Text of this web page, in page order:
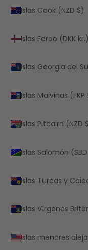
Islas Cook (NZD $)
Islas Feroe (DKK kr.)
Islas Georgia del
Islas Malvinas (FKP
Islas Pitcairn (NZD
Islas Salomón
Islas Turcas y
Islas Vírgenes
Islas menores